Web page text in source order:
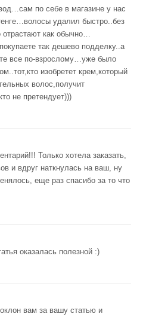
по себе в магазине у нас
удалил быстро..без
отрастают как обычно…
так дешево подделку..а
все по-взрослому…уже было
изобретет крем,который
волос,получит
не претендует)))
Только хотела заказать,
и вдруг наткнулась на ваш, ну
еще раз спасибо за то что
оказалась полезной :)
вам за вашу статью и